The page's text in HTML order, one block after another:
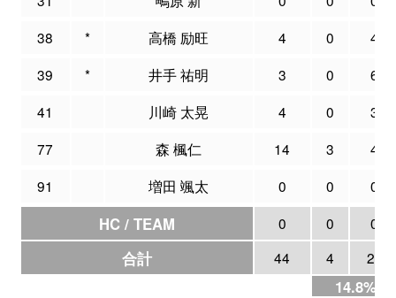
38
* 高橋 励旺 4 0
4
39
* 井手 祐明 3 0
6
41
川崎 太晃 4 0
3
77
森 楓仁 14 3
4
91
増田 颯太 0 0 0
HC / TEAM 0 0 0
合計 44 4 27
14.8%